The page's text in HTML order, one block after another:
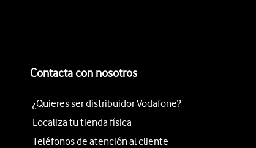
Contacta con nosotros
¿Quieres ser distribuidor Vodafone?
Localiza tu tienda física
Teléfonos de atención al cliente